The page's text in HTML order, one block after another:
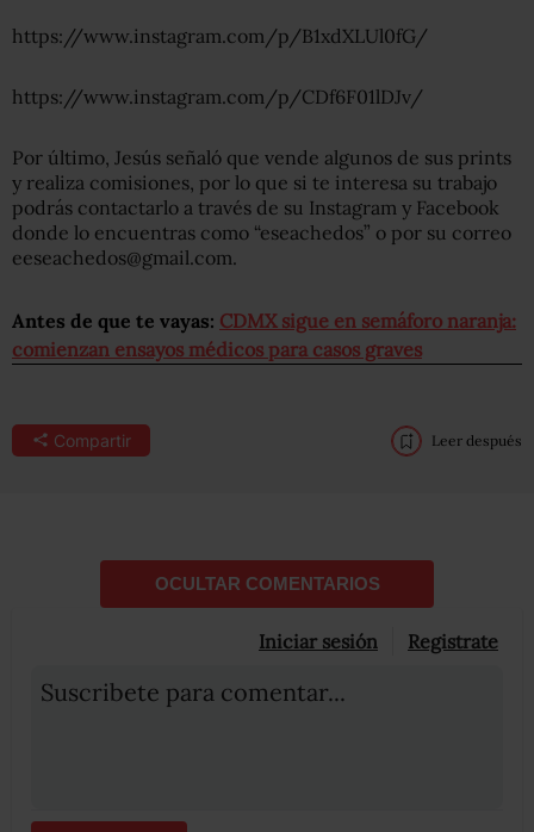
https://www.instagram.com/p/B1xdXLUl0fG/
https://www.instagram.com/p/CDf6F01lDJv/
Por último, Jesús señaló que vende algunos de sus prints
y realiza comisiones, por lo que si te interesa su trabajo
podrás contactarlo a través de su Instagram y Facebook
donde lo encuentras como “eseachedos” o por su correo
eeseachedos@gmail.com.
Antes de que te vayas: CDMX sigue en semáforo naranja:
comienzan ensayos médicos para casos graves
Compartir Leer después
OCULTAR COMENTARIOS
Iniciar sesión Registrate
Suscribete para comentar...